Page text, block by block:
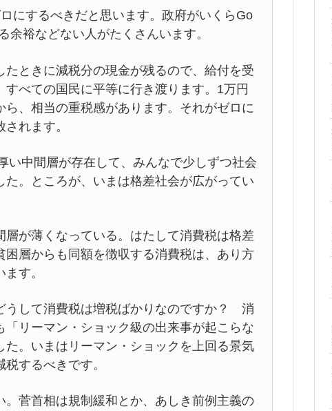
するべきだと思います。政府がいくらGo
余裕などない人がたくさんいます。
ときに減税分の現金が残るので、給付を受
べての国民に平等に行き渡ります。1万円
、相当の重税感があります。それがゼロに
れます。
中間層が存在して、みんなで少しずつ社会
。ところが、いまは格差社会が広がってい
が薄くなっている。はたして消費税は格差
層からも同額を徴収する消費税は、あり方
す。
して消費税は増税ばかりなのですか？ 消
リーマン・ショック級の出来事が起こらな
。いまはリーマン・ショックを上回る景気
するべきです。
菅首相は規制緩和とか、あしき前例主義の